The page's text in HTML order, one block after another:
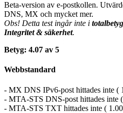
Beta-version av e-postkollen.
DNS, MX och mycket mer.
Obs! Detta test ingår inte i
Integritet & säkerhet.
Betyg: 4.07 av 5
Webbstandard
- MX DNS IPv6-post hittades inte (
- MTA-STS DNS-post hittades inte
- MTA-STS TXT hittades inte (